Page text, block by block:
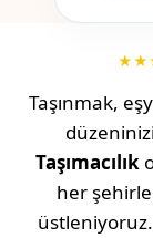
Taşınmak,
Taşımacılık
her
üstleniyoruz.